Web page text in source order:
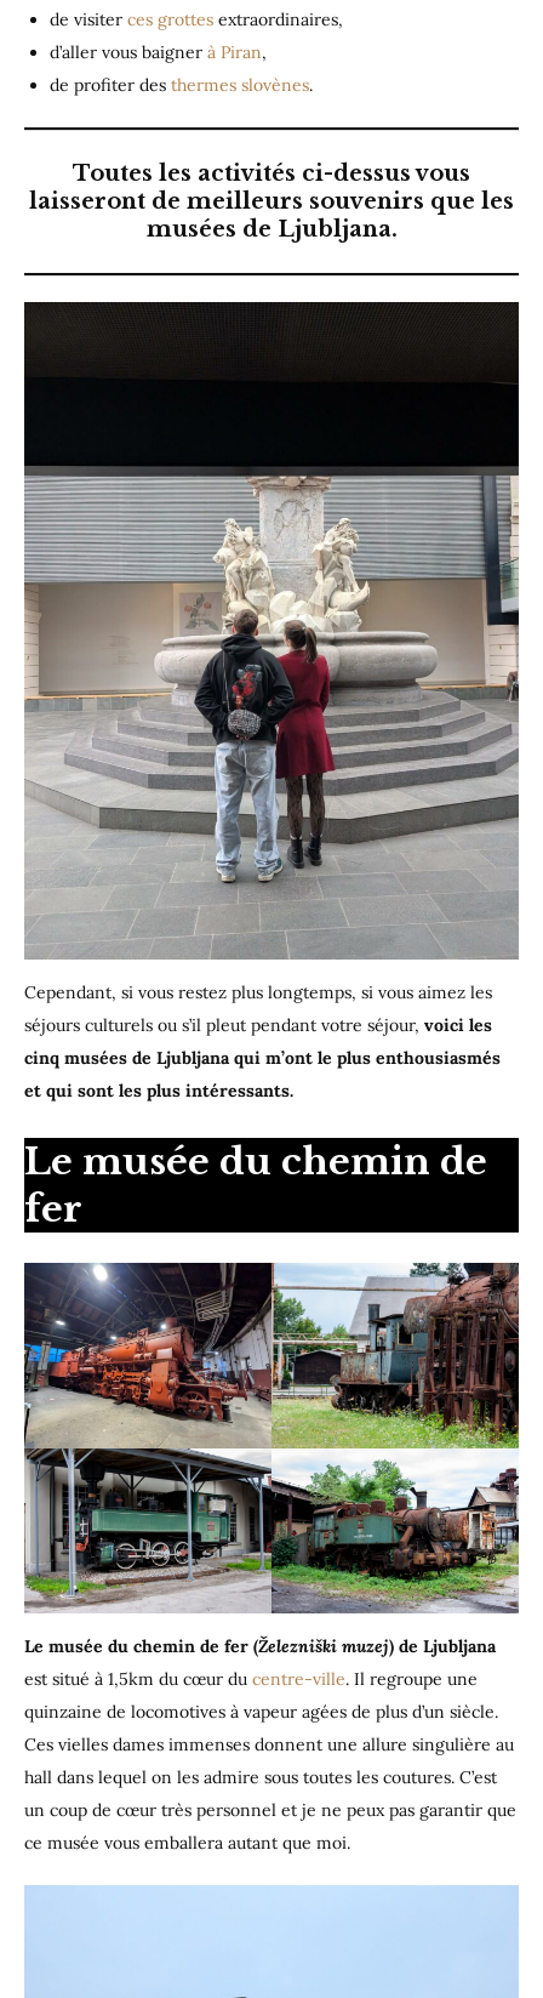
de visiter ces grottes extraordinaires,
d’aller vous baigner à Piran,
de profiter des thermes slovènes.
Toutes les activités ci-dessus vous
laisseront de meilleurs souvenirs que les
musées de Ljubljana.
Cependant, si vous restez plus longtemps, si vous aimez les
séjours culturels ou s’il pleut pendant votre séjour, voici les
cinq musées de Ljubljana qui m’ont le plus enthousiasmés
et qui sont les plus intéressants.
Le musée du chemin de
fer
Le musée du chemin de fer (Železniški muzej) de Ljubljana
est situé à 1,5km du cœur du centre-ville. Il regroupe une
quinzaine de locomotives à vapeur agées de plus d’un siècle.
Ces vielles dames immenses donnent une allure singulière au
hall dans lequel on les admire sous toutes les coutures. C’est
un coup de cœur très personnel et je ne peux pas garantir que
ce musée vous emballera autant que moi.